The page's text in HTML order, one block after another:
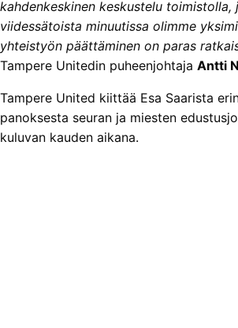
kahdenkeskinen keskustelu toimistolla,
viidessätoista minuutissa olimme
yhteistyön päättäminen on paras
Tampere Unitedin puheenjohtaja Antti
Tampere United kiittää Esa Saarista
panoksesta seuran ja miesten
kuluvan kauden aikana.